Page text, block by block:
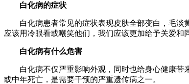
白化病的症状
白化病患者常见的症状表现皮肤全部变白，毛淡黄
应该用冷眼看或嘲笑他们，我们应该更加给予关爱和
白化病有什么危害
白化病不仅严重影响外观，同时也给身心健康带
或中年死亡，是需要干预的严重遗传病之一。